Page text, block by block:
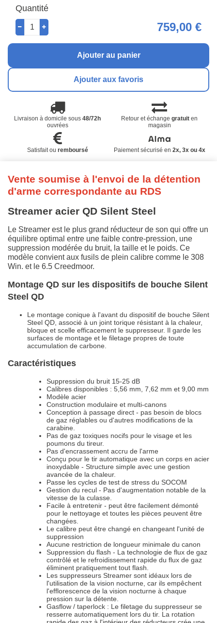
Quantité
759,00 €
Ajouter au panier
Ajouter aux favoris
Livraison à domicile sous48/72h
ouvrées
Retour et échangegratuit en
magasin
Satisfait ou remboursé Paiement sécurisé en 2x, 3x ou 4x
Vente soumise à l'envoi de la détention
d'arme correspondante au RDS
Streamer acier QD Silent Steel
Le Streamer est le plus grand réducteur de son qui offre un
équilibre optimal entre une faible contre-pression, une
suppression modérée du bruit, la taille et le poids. Ce
modèle convient aux fusils de plein calibre comme le 308
Win. et le 6.5 Creedmoor.
Montage QD sur les dispositifs de bouche Silent
Steel QD
Le montage conique à l'avant du dispositif de bouche Silent
Steel QD, associé à un joint torique résistant à la chaleur,
bloque et scelle efficacement le suppresseur. Il garde les
surfaces de montage et le filetage propres de toute
accumulation de carbone.
Caractéristiques
Suppression du bruit 15-25 dB
Calibres disponibles : 5,56 mm, 7,62 mm et 9,00 mm
Modèle acier
Construction modulaire et multi-canons
Conception à passage direct - pas besoin de blocs
de gaz réglables ou d'autres modifications de la
carabine.
Pas de gaz toxiques nocifs pour le visage et les
poumons du tireur.
Pas d'encrassement accru de l'arme
Conçu pour le tir automatique avec un corps en acier
inoxydable - Structure simple avec une gestion
avancée de la chaleur.
Passe les cycles de test de stress du SOCOM
Gestion du recul - Pas d'augmentation notable de la
vitesse de la culasse.
Facile à entretenir - peut être facilement démonté
pour le nettoyage et toutes les pièces peuvent être
changées.
Le calibre peut être changé en changeant l'unité de
suppression
Aucune restriction de longueur minimale du canon
Suppression du flash - La technologie de flux de gaz
contrôlé et le refroidissement rapide du flux de gaz
éliminent pratiquement tout flash.
Les suppresseurs Streamer sont idéaux lors de
l'utilisation de la vision nocturne, car ils empêchent
l'efflorescence de la vision nocturne à chaque
pression sur la détente.
Gasflow / taperlock : Le filetage du suppresseur se
resserre automatiquement lors du tir. La rotation